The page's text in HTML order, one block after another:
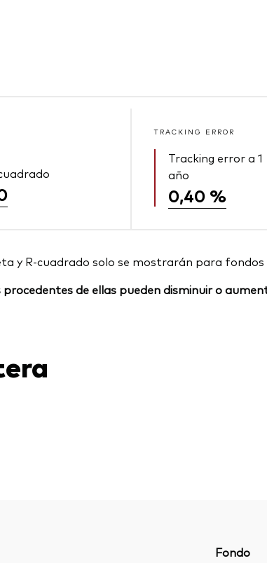
TRACKING ERROR
Tracking error a 1
año
0,40 %
y R-cuadrado solo se mostrarán para
procedentes de ellas pueden disminuir o
Fondo